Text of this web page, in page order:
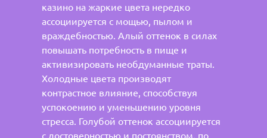
казино на жаркие цвета нередко
ассоциируется с мощью, пылом и
враждебностью. Алый оттенок в силах
повышать потребность в пище и
активизировать необдуманные траты.
Холодные цвета производят
контрастное влияние, способствуя
успокоению и уменьшению уровня
стресса. Голубой оттенок ассоциируется
с достоверностью и постоянством, по